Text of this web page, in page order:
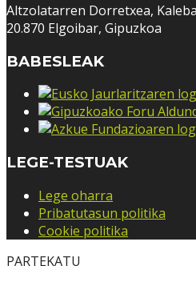
Altzolatarren Dorretxea,
20.870 Elgoibar, Gipuzkoa
BABESLEAK
LEGE-TESTUAK
Lege oharra
Pribatutasun politika
Cookie politika
PARTEKATU